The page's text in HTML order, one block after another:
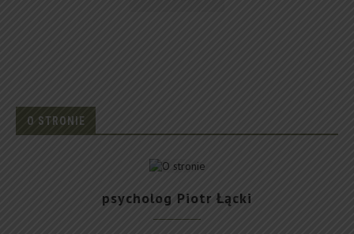
O STRONIE
psycholog Piotr Łącki